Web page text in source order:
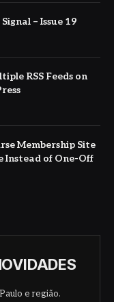
– Issue 19
RSS Feeds on
Membership Site
Instead of One-Off
e região.